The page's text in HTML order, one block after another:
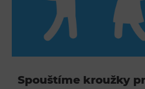
Letní tábory
Spouštíme kroužky